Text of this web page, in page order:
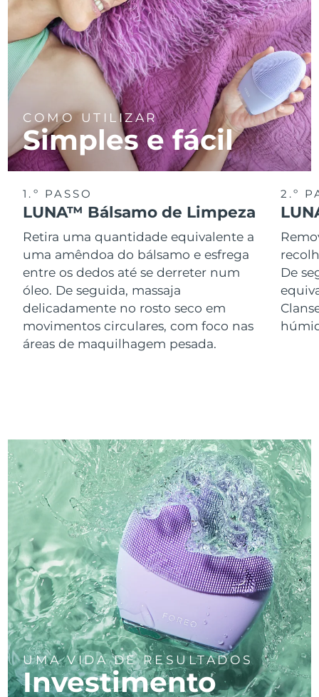
COMO UTILIZAR
Simples e fácil
1.º PASSO
LUNA™ Bálsamo de Limpeza
Retira uma quantidade equivalente a
uma amêndoa do bálsamo e esfrega
entre os dedos até se derreter num
óleo. De seguida, massaja
delicadamente no rosto seco em
movimentos circulares, com foco nas
áreas de maquilhagem pesada.
2.º
De
UMA VIDA DE RESULTADOS
Investimento